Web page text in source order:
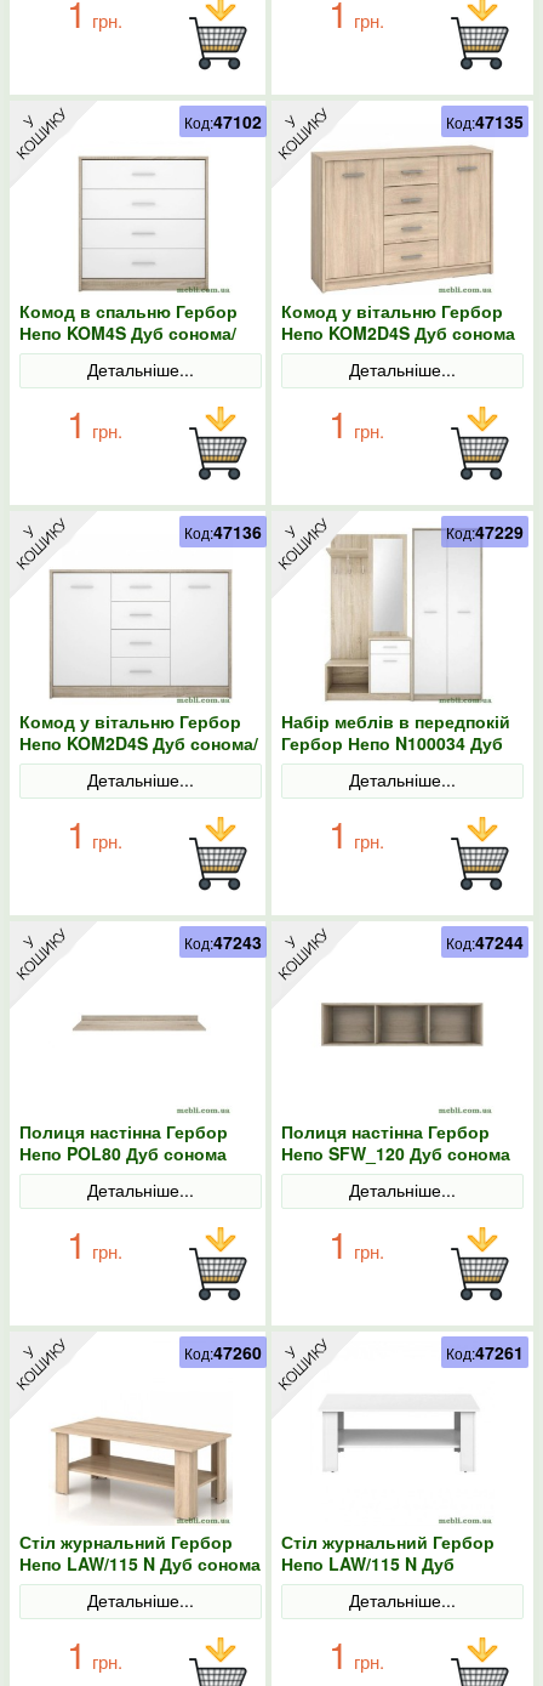
1 грн. 1 грн.
Комод в спальню Гербор
Непо KOM4S Дуб сонома/
Німфея альба
Детальніше...
1 грн.
Код:47102
Комод у вітальню Гербор
Непо KOM2D4S Дуб сонома
Детальніше...
1 грн.
Код:47135
Комод у вітальню Гербор
Непо KOM2D4S Дуб сонома/
Німфея альба
Детальніше...
1 грн.
Код:47136
Набір меблів в передпокій
Гербор Непо N100034 Дуб
сонома/Німфея альба
Детальніше...
1 грн.
Код:47229
Полиця настінна Гербор
Непо POL80 Дуб сонома
Детальніше...
1 грн.
Код:47243
Полиця настінна Гербор
Непо SFW_120 Дуб сонома
Детальніше...
1 грн.
Код:47244
Стіл журнальний Гербор
Непо LAW/115 N Дуб сонома
Детальніше...
1 грн.
Код:47260
Стіл журнальний Гербор
Непо LAW/115 N Дуб
сонома/Німфея альба
Детальніше...
1 грн.
Код:47261